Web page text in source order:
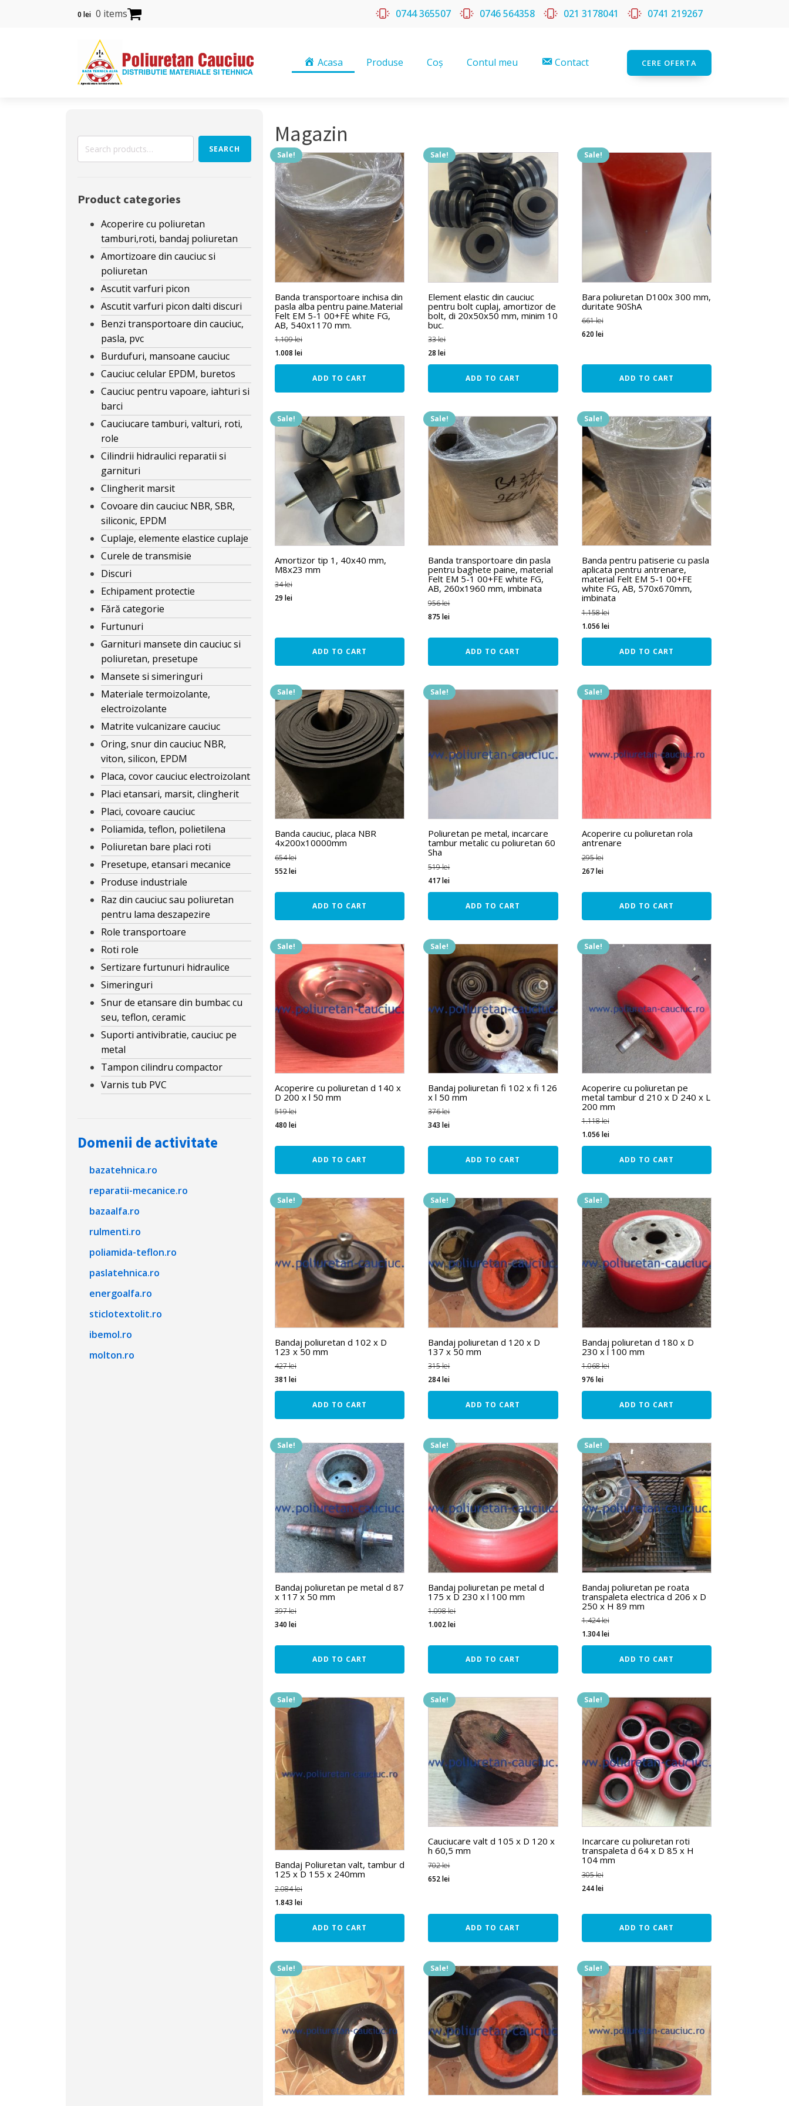
0 lei 0 items 0744 365507 0746 564358 021 3178041 0741 219267
Acasa Produse Coș Contul meu Contact CERE OFERTA
Search
SEARCH
Product categories
Acoperire cu poliuretan
tamburi,roti, bandaj poliuretan
Amortizoare din cauciuc si
poliuretan
Ascutit varfuri picon
Ascutit varfuri picon dalti discuri
Benzi transportoare din cauciuc,
pasla, pvc
Burdufuri, mansoane cauciuc
Cauciuc celular EPDM, buretos
Cauciuc pentru vapoare, iahturi si
barci
Cauciucare tamburi, valturi, roti,
role
Cilindrii hidraulici reparatii si
garnituri
Clingherit marsit
Covoare din cauciuc NBR, SBR,
siliconic, EPDM
Cuplaje, elemente elastice cuplaje
Curele de transmisie
Discuri
Echipament protectie
Fără categorie
Furtunuri
Garnituri mansete din cauciuc si
poliuretan, presetupe
Mansete si simeringuri
Materiale termoizolante,
electroizolante
Matrite vulcanizare cauciuc
Oring, snur din cauciuc NBR,
viton, silicon, EPDM
Placa, covor cauciuc electroizolant
Placi etansari, marsit, clingherit
Placi, covoare cauciuc
Poliamida, teflon, polietilena
Poliuretan bare placi roti
Presetupe, etansari mecanice
Produse industriale
Raz din cauciuc sau poliuretan
pentru lama deszapezire
Role transportoare
Roti role
Sertizare furtunuri hidraulice
Simeringuri
Snur de etansare din bumbac cu
seu, teflon, ceramic
Suporti antivibratie, cauciuc pe
metal
Tampon cilindru compactor
Varnis tub PVC
Domenii de activitate
bazatehnica.ro
reparatii-mecanice.ro
bazaalfa.ro
rulmenti.ro
poliamida-teflon.ro
paslatehnica.ro
energoalfa.ro
sticlotextolit.ro
ibemol.ro
molton.ro
Magazin
Sale!
Banda transportoare inchisa din
pasla alba pentru paine.Material
Felt EM 5-1 00+FE white FG,
AB, 540x1170 mm.
1.109lei
1.008 lei
ADD TO CART
Sale!
Element elastic din cauciuc
pentru bolt cuplaj, amortizor de
bolt, di 20x50x50 mm, minim 10
buc.
33lei
28lei
ADD TO CART
Sale!
Bara poliuretan D100x 300 mm,
duritate 90ShA
661lei
620 lei
ADD TO CART
Sale!
Amortizor tip 1, 40x40 mm,
M8x23 mm
34lei
29 lei
ADD TO CART
Sale!
Banda transportoare din pasla
pentru baghete paine, material
Felt EM 5-1 00+FE white FG,
AB, 260x1960 mm, imbinata
956lei
875lei
ADD TO CART
Sale!
Banda pentru patiserie cu pasla
aplicata pentru antrenare,
material Felt EM 5-1 00+FE
white FG, AB, 570x670mm,
imbinata
1.158lei
1.056 lei
ADD TO CART
Sale!
Banda cauciuc, placa NBR
4x200x10000mm
654lei
552lei
ADD TO CART
Sale!
Poliuretan pe metal, incarcare
tambur metalic cu poliuretan 60
Sha
519lei
417lei
ADD TO CART
Sale!
Acoperire cu poliuretan rola
antrenare
295lei
267lei
ADD TO CART
Sale!
Acoperire cu poliuretan d 140 x
D 200 x l 50 mm
519lei
480 lei
ADD TO CART
Sale!
Bandaj poliuretan fi 102 x fi 126
x l 50 mm
376lei
343lei
ADD TO CART
Sale!
Acoperire cu poliuretan pe
metal tambur d 210 x D 240 x L
200 mm
1.118lei
1.056 lei
ADD TO CART
Sale!
Bandaj poliuretan d 102 x D
123 x 50 mm
427lei
381 lei
ADD TO CART
Sale!
Bandaj poliuretan d 120 x D
137 x 50 mm
315lei
284lei
ADD TO CART
Sale!
Bandaj poliuretan d 180 x D
230 x l 100 mm
1.068lei
976 lei
ADD TO CART
Sale!
Bandaj poliuretan pe metal d 87
x 117 x 50 mm
397lei
340 lei
ADD TO CART
Sale!
Bandaj poliuretan pe metal d
175 x D 230 x l 100 mm
1.098lei
1.002lei
ADD TO CART
Sale!
Bandaj poliuretan pe roata
transpaleta electrica d 206 x D
250 x H 89 mm
1.424lei
1.304lei
ADD TO CART
Sale!
Bandaj Poliuretan valt, tambur d
125 x D 155 x 240mm
2.084lei
1.843 lei
ADD TO CART
Sale!
Cauciucare valt d 105 x D 120 x
h 60,5 mm
702lei
652lei
ADD TO CART
Sale!
Incarcare cu poliuretan roti
transpaleta d 64 x D 85 x H
104 mm
305lei
244lei
ADD TO CART
Sale! Sale! Sale!